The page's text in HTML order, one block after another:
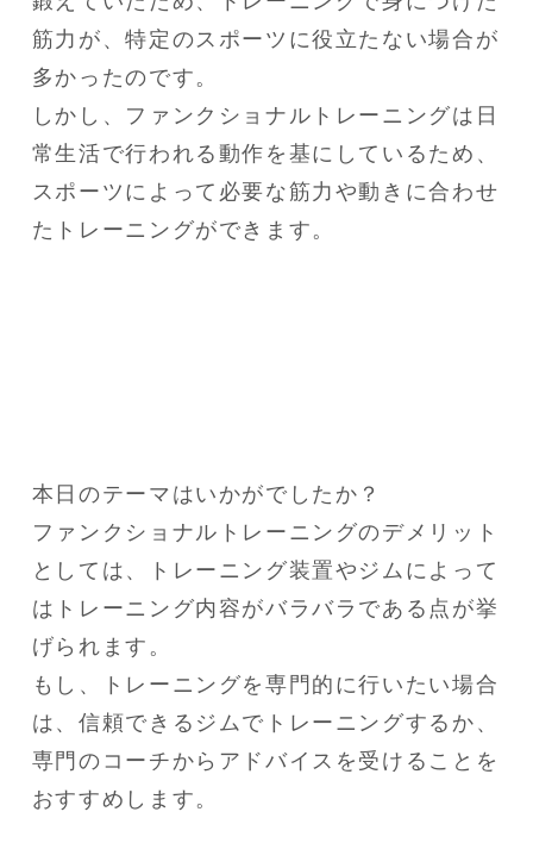
筋力が、特定のスポーツに役立たない場合が
多かったのです。
しかし、ファンクショナルトレーニングは日
常生活で行われる動作を基にしているため、
スポーツによって必要な筋力や動きに合わせ
たトレーニングができます。
本日のテーマはいかがでしたか？
ファンクショナルトレーニングのデメリット
としては、トレーニング装置やジムによって
はトレーニング内容がバラバラである点が挙
げられます。
もし、トレーニングを専門的に行いたい場合
は、信頼できるジムでトレーニングするか、
専門のコーチからアドバイスを受けることを
おすすめします。